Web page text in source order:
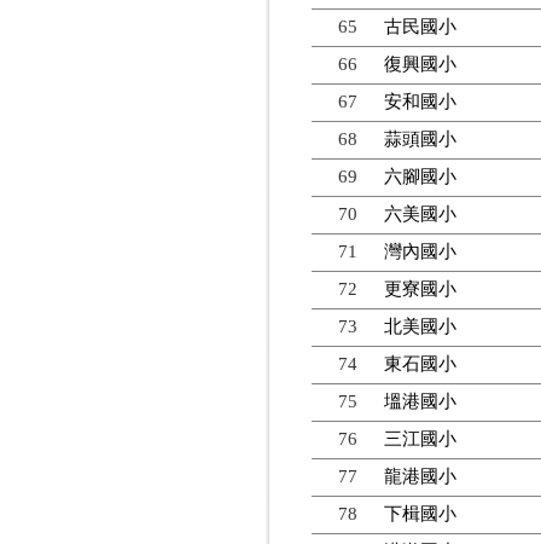
65
古民國小
66
復興國小
67
安和國小
68
蒜頭國小
69
六腳國小
70
六美國小
71
灣內國小
72
更寮國小
73
北美國小
74
東石國小
75
塭港國小
76
三江國小
77
龍港國小
78
下楫國小